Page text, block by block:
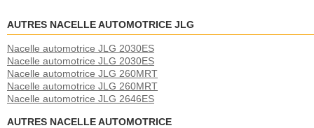
AUTRES NACELLE AUTOMOTRICE JLG
Nacelle automotrice JLG 2030ES
Nacelle automotrice JLG 2030ES
Nacelle automotrice JLG 260MRT
Nacelle automotrice JLG 260MRT
Nacelle automotrice JLG 2646ES
AUTRES NACELLE AUTOMOTRICE